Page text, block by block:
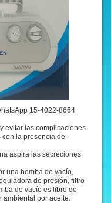
15-4022-8664
evitar las complicaciones
la presencia de
aspira las secreciones
una bomba de vacío,
de presión, filtro
de vacío es libre de
ambiental por aceite.